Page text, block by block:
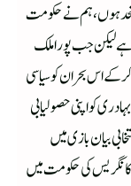
ہوں، ہم نے حکومت
لیکن جب پورا ملک
کے اس بحران کو سیاسی
کو اپنی حصولیابی
بیان بازی میں
کی حکومت میں